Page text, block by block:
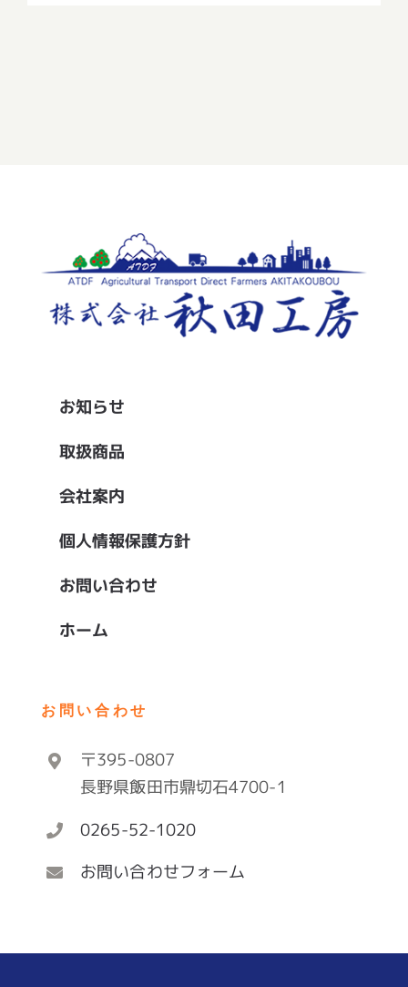
お知らせ
取扱商品
会社案内
個人情報保護方針
お問い合わせ
ホーム
お問い合わせ
〒395-0807
長野県飯田市鼎切石4700-1
0265-52-1020
お問い合わせフォーム